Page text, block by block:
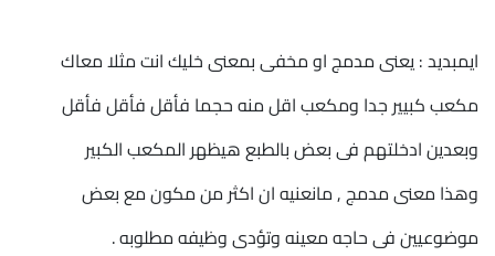
ايمبديد : يعنى مدمج او مخفى بمعنى خليك انت مثلا معاك
مكعب كبيير جدا ومكعب اقل منه حجما فأقل فأقل فأقل
وبعدين ادخلتهم فى بعض بالطبع هيظهر المكعب الكبير
وهذا معنى مدمج , مانعنيه ان اكثر من مكون مع بعض
موضوعيين فى حاجه معينه وتؤدى وظيفه مطلوبه .